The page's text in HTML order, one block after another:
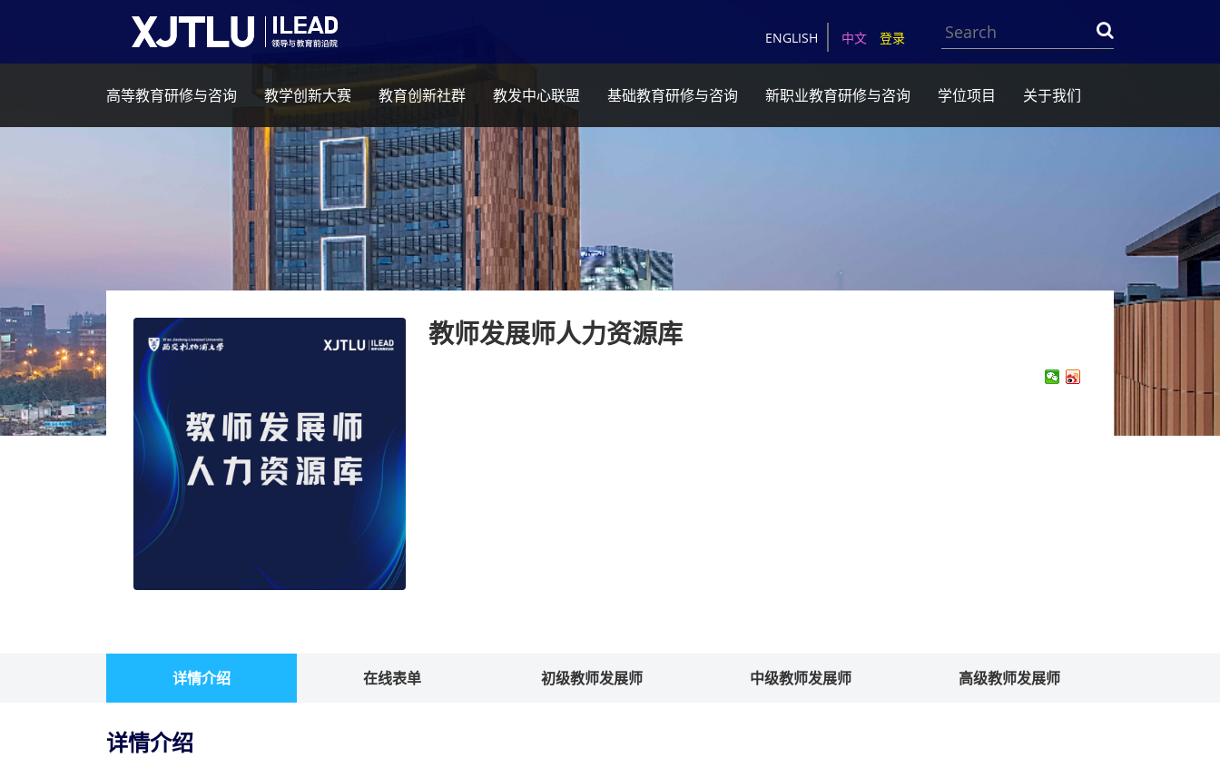
ENGLISH 中文 登录
高等教育研修与咨询 教学创新大赛 教育创新社群 教发中心联盟 基础教育研修与咨询 新职业教育研修与咨询 学位项目 关于我们
教师发展师人力资源库
详情介绍 在线表单 初级教师发展师 中级教师发展师 高级教师发展师
详情介绍